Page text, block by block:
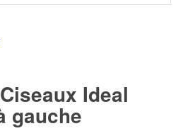
Ideal
gauche